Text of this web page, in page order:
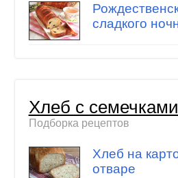
сладкого
Хлеб с семечками
Подборка рецептов
Хлеб на
отваре